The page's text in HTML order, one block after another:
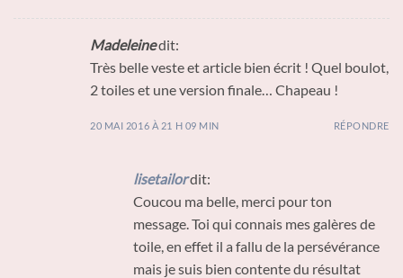
Madeleinedit:
Très belle veste et article bien écrit ! Quel boulot,
2 toiles et une version finale… Chapeau !
20 MAI 2016 À 21 H 09 MIN RÉPONDRE
lisetailordit:
Coucou ma belle, merci pour ton
message. Toi qui connais mes galères de
toile, en effet il a fallu de la persévérance
mais je suis bien contente du résultat